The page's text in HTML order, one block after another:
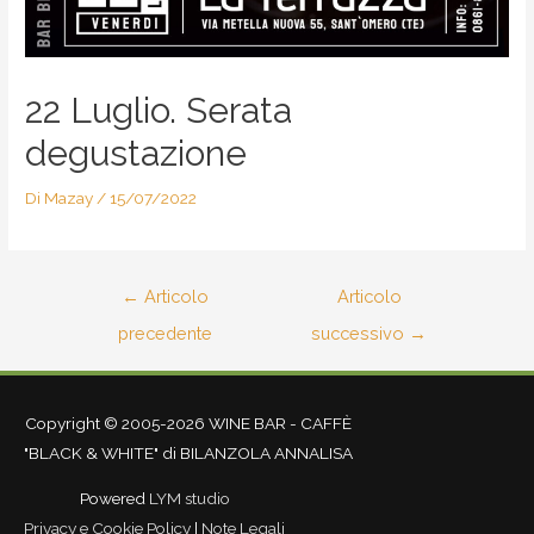
22 Luglio. Serata
degustazione
Di Mazay /15/07/2022
← Articolo
precedente
Articolo
successivo →
Copyright © 2005-2026 WINE BAR - CAFFÈ
"BLACK & WHITE" di BILANZOLA ANNALISA
Powered LYM studio
Privacy e Cookie Policy | Note Legali